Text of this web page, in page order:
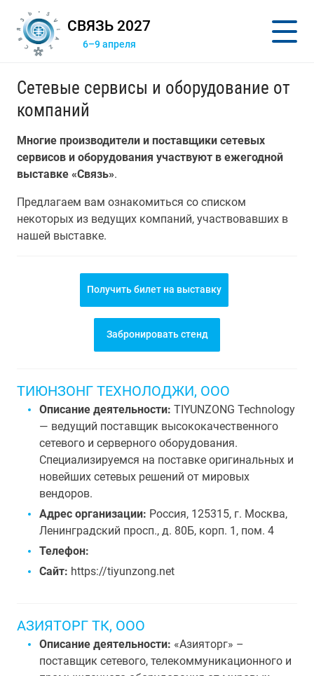
СВЯЗЬ 2027
6–9 апреля
Сетевые сервисы и оборудование от
компаний
Многие производители и поставщики сетевых
сервисов и оборудования участвуют в ежегодной
выставке «Связь».
Предлагаем вам ознакомиться со списком
некоторых из ведущих компаний, участвовавших в
нашей выставке.
Получить билет на выставку
Забронировать стенд
ТИЮНЗОНГ ТЕХНОЛОДЖИ, ООО
Описание деятельности: TIYUNZONG Technology
— ведущий поставщик высококачественного
сетевого и серверного оборудования.
Специализируемся на поставке оригинальных и
новейших сетевых решений от мировых
вендоров.
Адрес организации: Россия, 125315, г. Москва,
Ленинградский просп., д. 80Б, корп. 1, пом. 4
Телефон:
Сайт: https://tiyunzong.net
АЗИЯТОРГ ТК, ООО
Описание деятельности: «Азияторг» –
поставщик сетевого, телекоммуникационного и